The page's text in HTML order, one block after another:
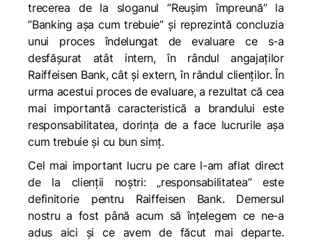
trecerea de la sloganul ”Reușim împreună” la
”Banking așa cum trebuie” și reprezintă concluzia
unui proces îndelungat de evaluare ce s-a
desfășurat atât intern, în rândul angajaților
Raiffeisen Bank, cât și extern, în rândul clienților. În
urma acestui proces de evaluare, a rezultat că cea
mai importantă caracteristică a brandului este
responsabilitatea, dorința de a face lucrurile așa
cum trebuie și cu bun simț.
Cel mai important lucru pe care l-am aflat direct
de la clienții noștri: „responsabilitatea” este
definitorie pentru Raiffeisen Bank. Demersul
nostru a fost până acum să înțelegem ce ne-a
adus aici și ce avem de făcut mai departe.